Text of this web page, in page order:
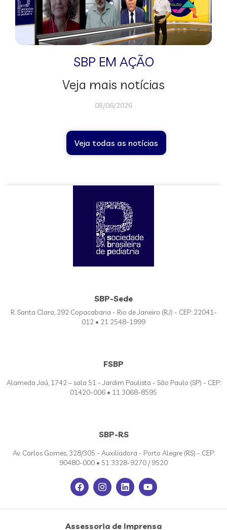
SBP EM AÇÃO
Veja mais notícias
08/06/2026
Veja todas as notícias
SBP-Sede
R. Santa Clara, 292 Copacabana - Rio de Janeiro (RJ) - CEP: 22041-
012 • 21 2548-1999
FSBP
Alameda Jaú, 1742 – sala 51 - Jardim Paulista - São Paulo (SP) - CEP:
01420-006 • 11 3068-8595
SBP-RS
Av. Carlos Gomes, 328/305 - Auxiliadora - Porto Alegre (RS) - CEP:
90480-000 • 51 3328-9270 / 9520
Assessoria de Imprensa